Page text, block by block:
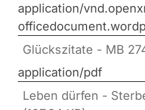
application/
Glückszitate - MB
application/pdf
Leben dürfen -